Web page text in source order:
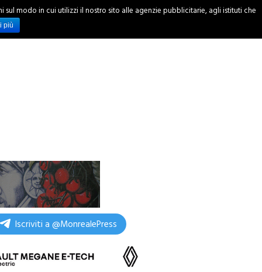
INCHIESTE
Iscriviti a @MonrealePress
modo in cui utilizzi il nostro sito alle agenzie pubblicitarie, agli istituti che
più